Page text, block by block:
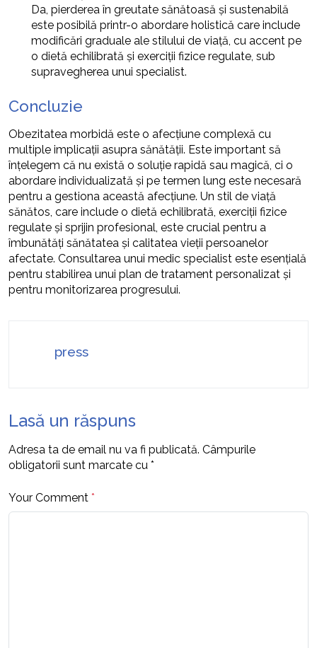
Da, pierderea în greutate sănătoasă și sustenabilă
este posibilă printr-o abordare holistică care include
modificări graduale ale stilului de viață, cu accent pe
o dietă echilibrată și exerciții fizice regulate, sub
supravegherea unui specialist.
Concluzie
Obezitatea morbidă este o afecțiune complexă cu
multiple implicații asupra sănătății. Este important să
înțelegem că nu există o soluție rapidă sau magică, ci o
abordare individualizată și pe termen lung este necesară
pentru a gestiona această afecțiune. Un stil de viață
sănătos, care include o dietă echilibrată, exerciții fizice
regulate și sprijin profesional, este crucial pentru a
îmbunătăți sănătatea și calitatea vieții persoanelor
afectate. Consultarea unui medic specialist este esențială
pentru stabilirea unui plan de tratament personalizat și
pentru monitorizarea progresului.
press
Lasă un răspuns
Adresa ta de email nu va fi publicată. Câmpurile
obligatorii sunt marcate cu *
Your Comment *